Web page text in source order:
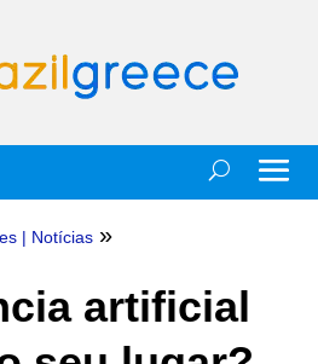
| Notícias »
artificial